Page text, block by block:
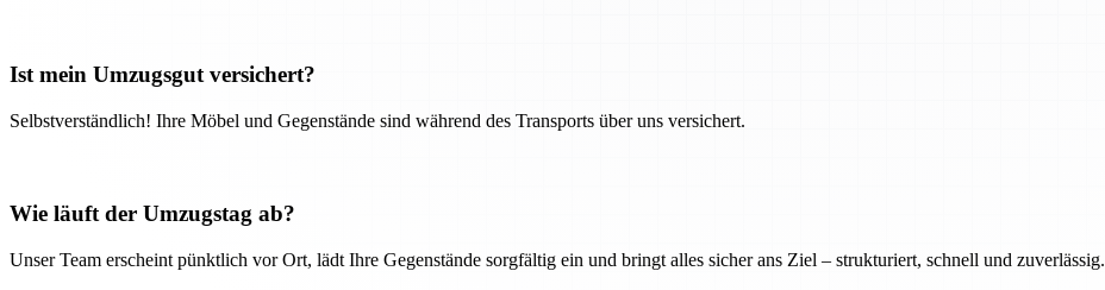
Ist mein Umzugsgut versichert?
Selbstverständlich! Ihre Möbel und Gegenstände sind während des Transports über uns versichert.
Wie läuft der Umzugstag ab?
Unser Team erscheint pünktlich vor Ort, lädt Ihre Gegenstände sorgfältig ein und bringt alles sicher ans Ziel – strukturiert, schnell und zuverlässig.